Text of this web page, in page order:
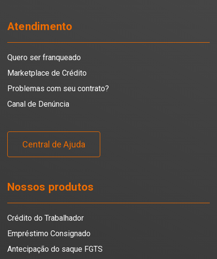
Atendimento
Quero ser franqueado
Marketplace de Crédito
Problemas com seu contrato?
Canal de Denúncia
Central de Ajuda
Nossos produtos
Crédito do Trabalhador
Empréstimo Consignado
Antecipação do saque FGTS